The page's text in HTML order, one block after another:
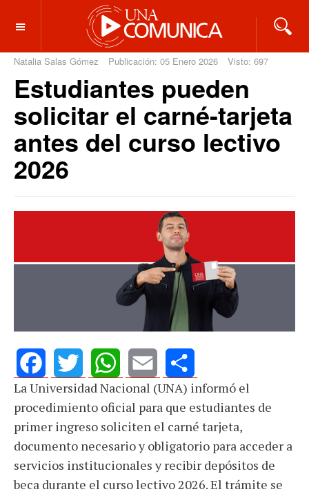
OFF CANVAS
Natalia Salas Gómez Publicación: 05 Enero 2026 Visto: 697
Estudiantes pueden
solicitar el carné-tarjeta
antes del curso lectivo
2026
FacebookTwitterWhatsApp
Email Share
La Universidad Nacional (UNA) informó el
procedimiento oficial para que estudiantes de
primer ingreso soliciten el carné tarjeta,
documento necesario y obligatorio para acceder a
servicios institucionales y recibir depósitos de
beca durante el curso lectivo 2026. El trámite se